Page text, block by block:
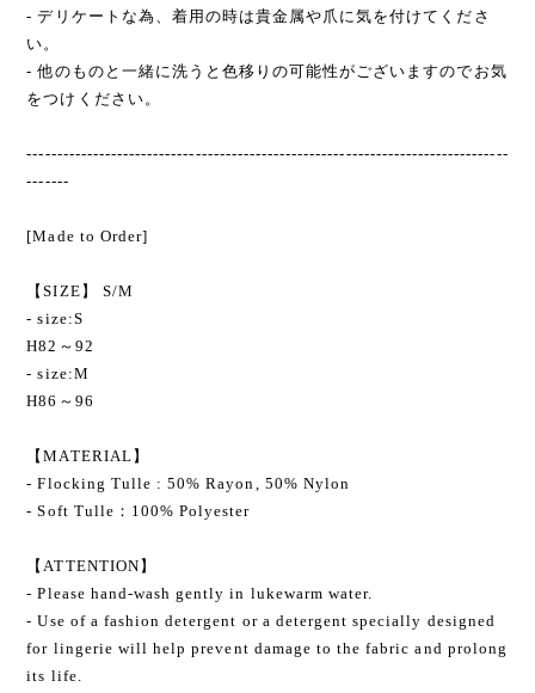
- デリケートな為、着用の時は貴金属や爪に気を付けてくださ
い。
- 他のものと一緒に洗うと色移りの可能性がございますのでお気
をつけください。
--------------------------------------------------------------------------------
-------
[Made to Order]
【SIZE】 S/M
- size:S
H82～92
- size:M
H86～96
【MATERIAL】
- Flocking Tulle : 50% Rayon, 50% Nylon
- Soft Tulle：100% Polyester
【ATTENTION】
- Please hand-wash gently in lukewarm water.
- Use of a fashion detergent or a detergent specially designed
for lingerie will help prevent damage to the fabric and prolong
its life.